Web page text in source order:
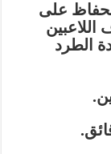
على
اللاعبين
الطرد
.
.